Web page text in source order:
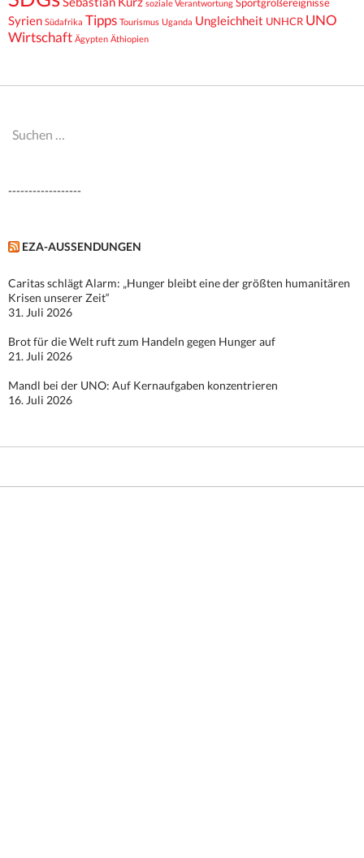
soziale Verantwortung Sportgroßereignisse
Syrien Südafrika Tipps Tourismus Uganda Ungleichheit UNHCR UNO
Wirtschaft Ägypten Äthiopien
Suchen
------------------
EZA-AUSSENDUNGEN
Caritas schlägt Alarm: „Hunger bleibt eine der größten humanitären
Krisen unserer Zeit“
31. Juli 2026
Brot für die Welt ruft zum Handeln gegen Hunger auf
21. Juli 2026
Mandl bei der UNO: Auf Kernaufgaben konzentrieren
16. Juli 2026